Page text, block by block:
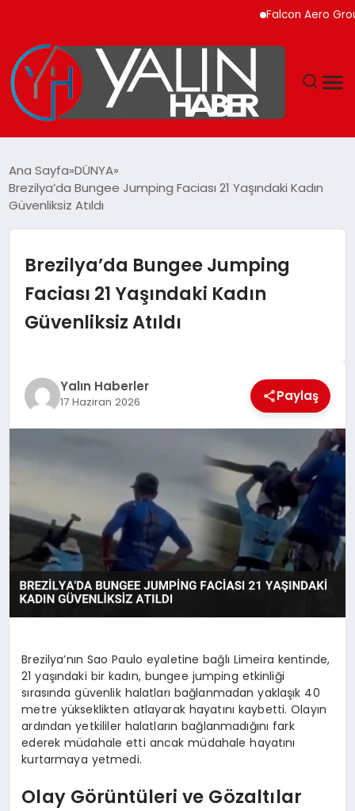
Falcon Aero Group,
SPOR
YAŞAM
TEKNOLOJİ
Ana Sayfa DÜNYA
Brezilya’da Bungee Jumping Faciası 21 Yaşındaki Kadın
Güvenliksiz Atıldı
Brezilya’da Bungee Jumping
Faciası 21 Yaşındaki Kadın
Güvenliksiz Atıldı
Yalın Haberler
17 Haziran 2026 Paylaş
Brezilya’nın Sao Paulo eyaletine bağlı Limeira kentinde,
21 yaşındaki bir kadın, bungee jumping etkinliği
sırasında güvenlik halatları bağlanmadan yaklaşık 40
metre yükseklikten atlayarak hayatını kaybetti. Olayın
ardından yetkililer halatların bağlanmadığını fark
ederek müdahale etti ancak müdahale hayatını
kurtarmaya yetmedi.
Olay Görüntüleri ve Gözaltılar